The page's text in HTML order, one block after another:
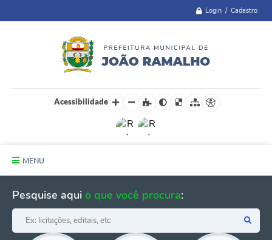
Login / Cadastro
Acessibilidade
MENU
A Cidade
Administração
Pesquise aqui o que você procura: